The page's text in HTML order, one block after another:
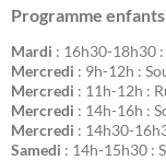
Programme enfants
Mardi : 16h30-18h30
Mercredi : 9h-12h :
Mercredi : 11h-12h :
Mercredi : 14h-16h :
Mercredi : 14h30-
Samedi : 14h-15h30 :